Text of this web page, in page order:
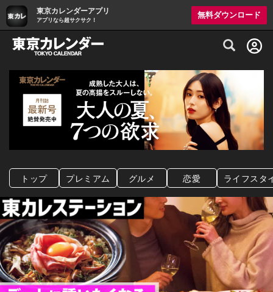
東京カレンダーアプリ
アプリなら超サクサク！
無料ダウンロード
グルメ情報・プレミアムレストラン予約
トップ プレミアム グルメ 恋愛 ライフスタ